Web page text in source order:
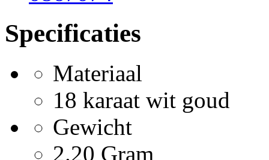
Specificaties
Materiaal
18 karaat wit goud
Gewicht
2.20 Gram